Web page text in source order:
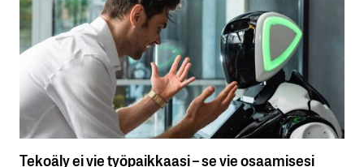
Tekoäly ei vie työpaikkaasi – se vie osaamisesi